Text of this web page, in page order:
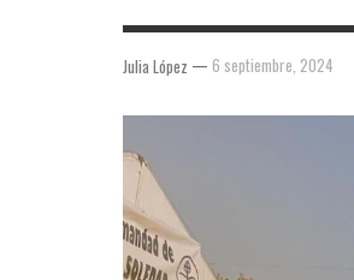
Julia López — 6 septiembre, 2024